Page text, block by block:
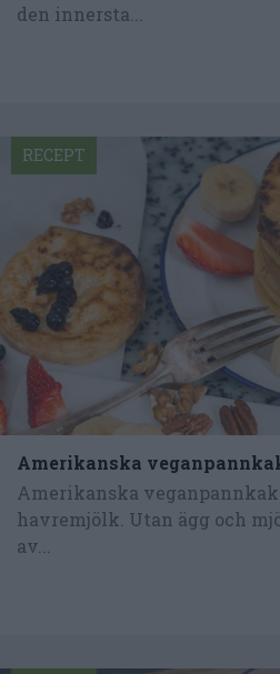
den innersta...
Amerikanska
Amerikanska
havremjölk. Utan ägg och
av...
RECEPT